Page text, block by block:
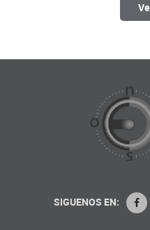
SIGUENOS EN: